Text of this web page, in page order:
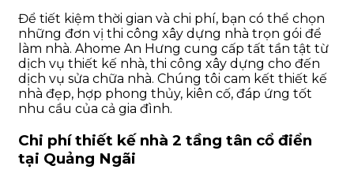
Để tiết kiệm thời gian và chi phí, bạn có thể chọn
những đơn vị thi công xây dựng nhà trọn gói để
làm nhà. Ahome An Hưng cung cấp tất tần tật từ
dịch vụ thiết kế nhà, thi công xây dựng cho đến
dịch vụ sửa chữa nhà. Chúng tôi cam kết thiết kế
nhà đẹp, hợp phong thủy, kiên cố, đáp ứng tốt
nhu cầu của cả gia đình.
Chi phí thiết kế nhà 2 tầng tân cổ điển
tại Quảng Ngãi